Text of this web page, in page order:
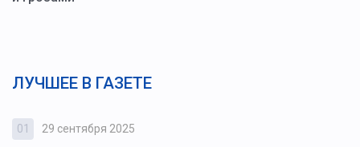
ЛУЧШЕЕ В ГАЗЕТЕ
01 29 сентября 2025